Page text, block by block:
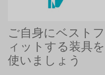
ご自身にベストフ
ィットする装具を
使いましょう